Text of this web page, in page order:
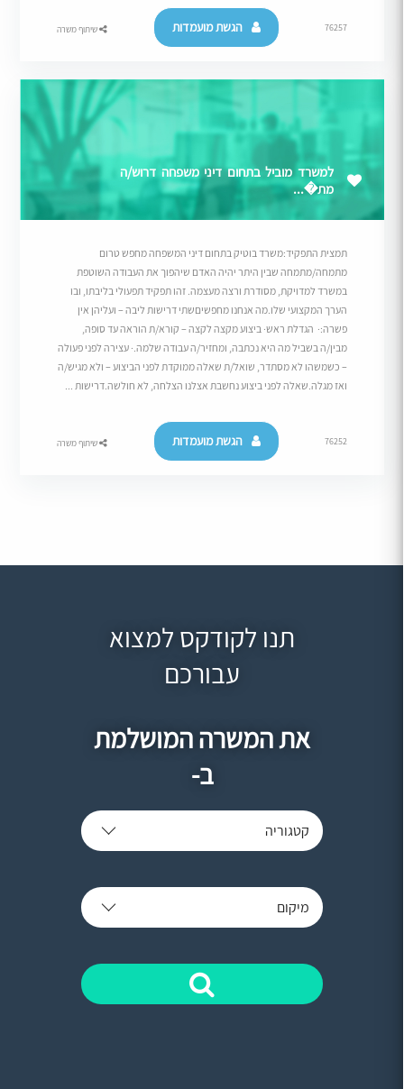
76257 הגשת מועמדות שיתוף משרה
למשרד מוביל בתחום דיני משפחה דרוש/ה
מת�...
תמצית התפקיד:משרד בוטיק בתחום דיני המשפחה מחפש טרום
מתמחה/מתמחה שבין היתר יהיה האדם שיהפוך את העבודה השוטפת
במשרד למדויקת, מסודרת ורצה מעצמה. זהו תפקיד תפעולי בליבתו, ובו
הערך המקצועי שלו.מה אנחנו מחפשיםשתי דרישות ליבה – ועליהן אין
פשרה:· הגדלת ראש· ביצוע מקצה לקצה – קורא/ת הוראה עד סופה,
מבין/ה בשביל מה היא נכתבה, ומחזיר/ה עבודה שלמה.· עצירה לפני פעולה
– כשמשהו לא מסתדר, שואל/ת שאלה ממוקדת לפני הביצוע – ולא מגיש/ה
ואז מגלה.שאלה לפני ביצוע נחשבת אצלנו הצלחה, לא חולשה.דרישות ...
76252 הגשת מועמדות שיתוף משרה
תנו לקודקס למצוא
עבורכם
את המשרה המושלמת
ב-
קטגוריה
מיקום